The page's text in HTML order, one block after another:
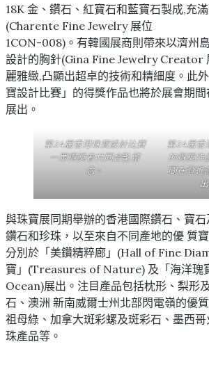
18K 金、鑽石、紅寶石和藍寶石製成,充
(Charente Fine Jewelry 展位
1CON-008)。有韓國展商則帶來以濟州
設計的胸針(Gina Fine Jewelry Creator
麗雅緻,凸顯出超卓的技術和精細度。此
寶設計比賽」的得獎作品也將於展會期
展出。
第24屆香港珠寶設計比賽
一眾得獎者共同合影留
念。
第24屆香
的得獎作
間在登進
與珠寶展同期舉辦的香港國際鑽石、寶
鑽石和珍珠，以至來自不同產地的優 質
分別於「美鑽精粹廊」(Hall of Fine
寶」(Treasures of Nature) 及「海洋
Ocean)展出。注目產品包括枕形、梨形
石、澳洲 新南威爾士州北部閃電嶺的優
祖母綠、加拿大斑彩螺及斑彩石、墨西
珠產品等。